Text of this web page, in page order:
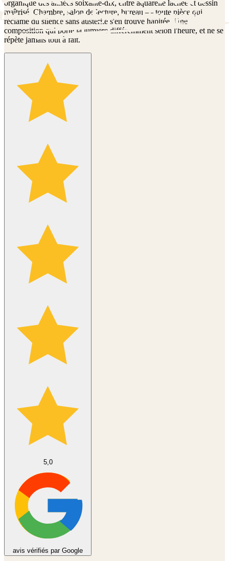
organique des années soixante-dix, entre aquarelle lâchée et dessin
maîtrisé. Chambre, salon de lecture, bureau — toute pièce qui
réclame du silence sans austérité s'en trouve habitée. Une
composition qui porte la lumière différemment selon l'heure, et ne se
répète jamais tout à fait.
5,0
avis vérifiés par Google